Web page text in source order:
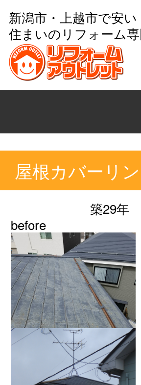
新潟市・上越市で安い
住まいのリフォーム
屋根カバーリ
築29年
before